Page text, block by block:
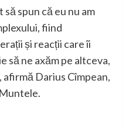
spun că eu nu am
fiind
și reacții care îi
să ne axăm pe altceva,
afirmă Darius Cîmpean,